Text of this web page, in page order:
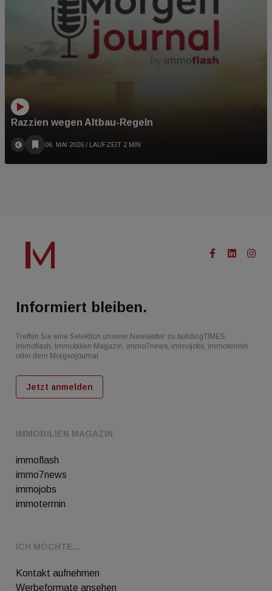
Razzien wegen Altbau-Regeln
06. MAI 2026 / LAUFZEIT 2 MIN
IMMOBILIEN MAGAZIN
immoflash
immo7news
immojobs
immotermin
ICH MÖCHTE...
Kontakt aufnehmen
Werbeformate ansehen
Informiert bleiben.
Treffen Sie eine Selektion unserer Newsletter zu buildingTIMES,
immoflash, Immobilien Magazin, immo7news, immojobs, immotermin
oder dem Morgenjournal
Jetzt anmelden